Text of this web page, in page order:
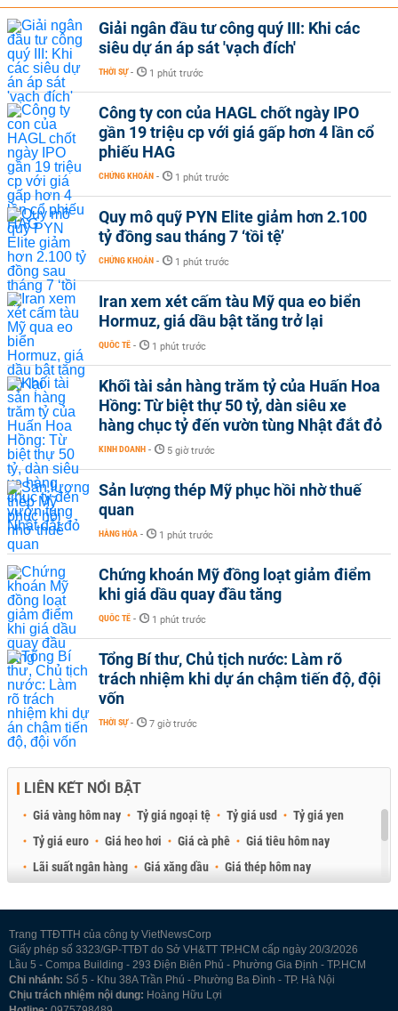
Giải ngân đầu tư công quý III: Khi các
siêu dự án áp sát 'vạch đích'
THỜI SỰ - 1 phút trước
Công ty con của HAGL chốt ngày IPO
gần 19 triệu cp với giá gấp hơn 4 lần cổ
phiếu HAG
CHỨNG KHOÁN - 1 phút trước
Quy mô quỹ PYN Elite giảm hơn 2.100
tỷ đồng sau tháng 7 ‘tồi tệ’
CHỨNG KHOÁN - 1 phút trước
Iran xem xét cấm tàu Mỹ qua eo biển
Hormuz, giá dầu bật tăng trở lại
QUỐC TẾ - 1 phút trước
Khối tài sản hàng trăm tỷ của Huấn Hoa
Hồng: Từ biệt thự 50 tỷ, dàn siêu xe
hàng chục tỷ đến vườn tùng Nhật đắt đỏ
KINH DOANH - 5 giờ trước
Sản lượng thép Mỹ phục hồi nhờ thuế
quan
HÀNG HÓA - 1 phút trước
Chứng khoán Mỹ đồng loạt giảm điểm
khi giá dầu quay đầu tăng
QUỐC TẾ - 1 phút trước
Tổng Bí thư, Chủ tịch nước: Làm rõ
trách nhiệm khi dự án chậm tiến độ, đội
vốn
THỜI SỰ - 7 giờ trước
LIÊN KẾT NỔI BẬT
Giá vàng hôm nay Tỷ giá ngoại tệ Tỷ giá usd
Tỷ giá yen
Tỷ giá euro
Giá heo hơi Giá cà phê
Giá tiêu hôm nay
Lãi suất ngân hàng
Giá xăng dầu
Giá thép hôm nay
Trang TTĐTTH của công ty VietNewsCorp
Giấy phép số 3323/GP-TTĐT do Sở VH&TT TP.HCM cấp ngày 20/3/2026
Lầu 5 - Compa Building - 293 Điện Biên Phủ - Phường Gia Định - TP.HCM
Chi nhánh: Số 5 - Khu 38A Trần Phú - Phường Ba Đình - TP. Hà Nội
Chịu trách nhiệm nội dung: Hoàng Hữu Lợi